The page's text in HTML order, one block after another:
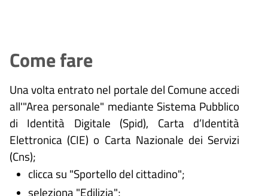
Come fare
Una volta entrato nel portale del Comune accedi
all'"Area personale" mediante Sistema Pubblico
di Identità Digitale (Spid), Carta d’Identità
Elettronica (CIE) o Carta Nazionale dei Servizi
(Cns);
clicca su "Sportello del cittadino";
seleziona "Edilizia";